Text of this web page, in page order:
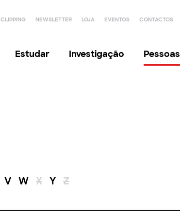
CLIPPING NEWSLETTER LOJA EVENTOS CONTACTOS
Estudar Investigação Pessoas
V W X Y Z